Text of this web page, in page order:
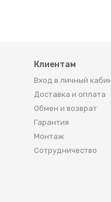
Клиентам
Вход в личный
Доставка и оплата
Обмен и возврат
Гарантия
Монтаж
Сотрудничество